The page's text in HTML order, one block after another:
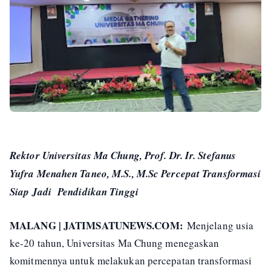
Rektor Universitas Ma Chung, Prof. Dr. Ir. Stefanus
Yufra Menahen Taneo, M.S., M.Sc Percepat Transformasi
Siap Jadi Pendidikan Tinggi
MALANG | JATIMSATUNEWS.COM: Menjelang usia
ke-20 tahun, Universitas Ma Chung menegaskan
komitmennya untuk melakukan percepatan transformasi